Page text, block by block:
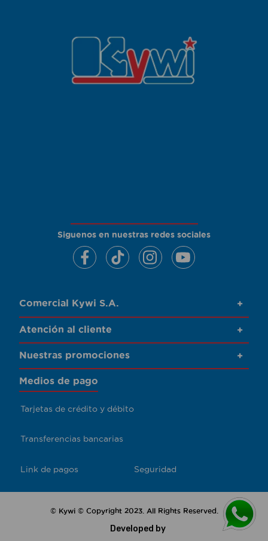
Siguenos en nuestras redes sociales
Comercial Kywi S.A. +
Atención al cliente +
Nuestras promociones +
Medios de pago
Tarjetas de crédito y débito
Transferencias bancarias
Link de pagos Seguridad
© Kywi © Copyright 2023. All Rights Reserved.